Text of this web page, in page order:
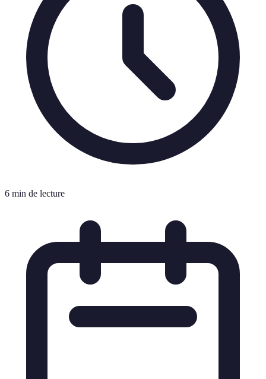
6 min de lecture